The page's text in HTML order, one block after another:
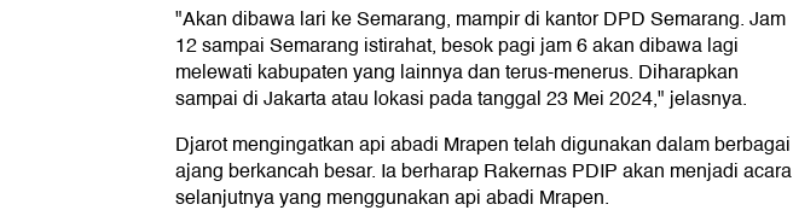
"Akan dibawa lari ke Semarang, mampir di kantor DPD Semarang. Jam
12 sampai Semarang istirahat, besok pagi jam 6 akan dibawa lagi
melewati kabupaten yang lainnya dan terus-menerus. Diharapkan
sampai di Jakarta atau lokasi pada tanggal 23 Mei 2024," jelasnya.
Djarot mengingatkan api abadi Mrapen telah digunakan dalam berbagai
ajang berkancah besar. Ia berharap Rakernas PDIP akan menjadi acara
selanjutnya yang menggunakan api abadi Mrapen.